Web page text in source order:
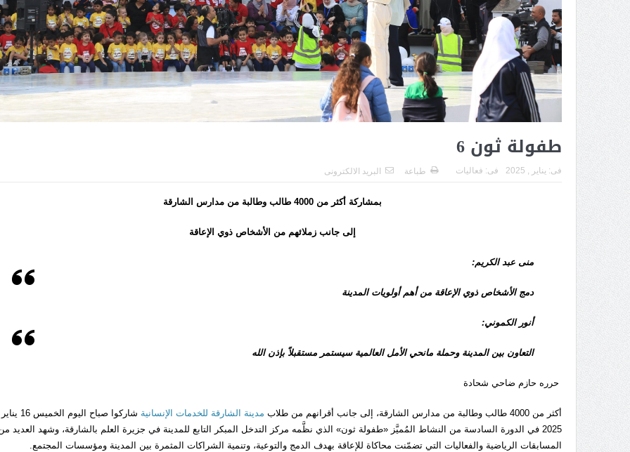
طفولة ثون 6
فى: يناير , 2025 فى: فعاليات طباعة البريد الالكترونى
بمشاركة أكثر من 4000 طالب وطالبة من مدارس الشارقة
إلى جانب زملائهم من الأشخاص ذوي الإعاقة
منى عبد الكريم:
دمج الأشخاص ذوي الإعاقة من أهم أولويات المدينة
أنور الكموني:
التعاون بين المدينة وحملة مانحي الأمل العالمية سيستمر مستقبلاً بإذن الله
حرره حازم ضاحي شحادة
أكثر من 4000 طالب وطالبة من مدارس الشارقة، إلى جانب أقرانهم من طلاب مدينة الشارقة للخدمات الإنسانية
شاركوا صباح اليوم الخميس 16 يناير
2025 في الدورة السادسة من النشاط المُميَّز «طفولة ثون» الذي نظَّمه مركز التدخل المبكر التابع للمدينة في جزيرة العلم بالشارقة، وشهد العديد
المسابقات الرياضية والفعاليات التي تضمّنت محاكاة للإعاقة بهدف الدمج والتوعية، وتنمية الشراكات المثمرة بين المدينة ومؤسسات المجتمع.